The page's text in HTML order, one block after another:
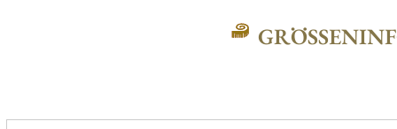
GRÖSSENINFO